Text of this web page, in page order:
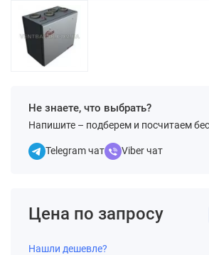
Не знаете, что выбрать?
Напишите – подберем и посчитаем
Telegram чат Viber чат
Цена по запросу
Нашли дешевле?